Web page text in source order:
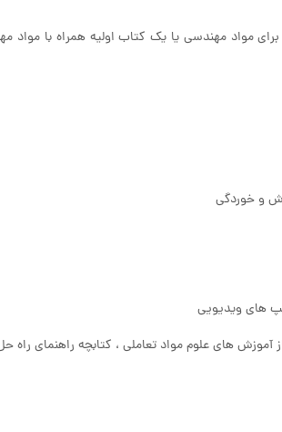
و خوردگی
های علوم مواد تعاملی ، کتابچه راهنمای راه